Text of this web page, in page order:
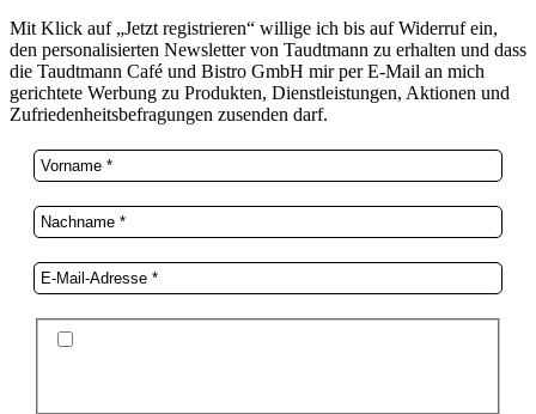
Mit Klick auf „Jetzt registrieren“ willige ich bis auf Widerruf ein,
den personalisierten Newsletter von Taudtmann zu erhalten und dass
die Taudtmann Café und Bistro GmbH mir per E-Mail an mich
gerichtete Werbung zu Produkten, Dienstleistungen, Aktionen und
Zufriedenheitsbefragungen zusenden darf.